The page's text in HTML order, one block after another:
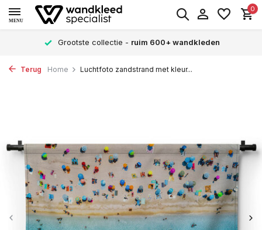
MENU
0
Grootste collectie - ruim 600+ wandkleden
Terug Home Luchtfoto zandstrand met kleur...